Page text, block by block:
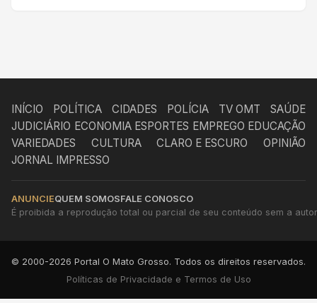
INÍCIO POLÍTICA CIDADES POLÍCIA TV OMT
SAÚDE
JUDICIÁRIO ECONOMIA ESPORTES EMPREGO EDUCAÇÃO
VARIEDADES
CULTURA CLARO E ESCURO
OPINIÃO
JORNAL IMPRESSO
ANUNCIEQUEM SOMOSFALE CONOSCO
É proibida a reprodução total ou parcial de seu conteúdo sem a
© 2000-2026 Portal O Mato Grosso. Todos os direitos reservados.
Políticas de Privacidade e Termos de Uso